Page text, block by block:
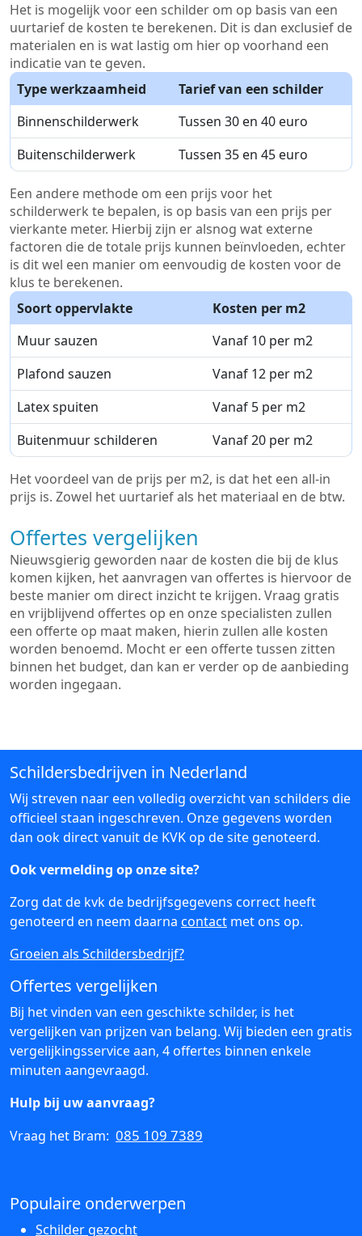
Het is mogelijk voor een schilder om op basis van een
uurtarief de kosten te berekenen. Dit is dan exclusief de
materialen en is wat lastig om hier op voorhand een
indicatie van te geven.
Type werkzaamheid
Tarief van een schilder
Binnenschilderwerk
Tussen 30 en 40 euro
Buitenschilderwerk
Tussen 35 en 45 euro
Een andere methode om een prijs voor het
schilderwerk te bepalen, is op basis van een prijs per
vierkante meter. Hierbij zijn er alsnog wat externe
factoren die de totale prijs kunnen beïnvloeden, echter
is dit wel een manier om eenvoudig de kosten voor de
klus te berekenen.
Soort oppervlakte
Kosten per m2
Muur sauzen
Vanaf 10 per m2
Plafond sauzen
Vanaf 12 per m2
Latex spuiten
Vanaf 5 per m2
Buitenmuur schilderen
Vanaf 20 per m2
Het voordeel van de prijs per m2, is dat het een all-in
prijs is. Zowel het uurtarief als het materiaal en de btw.
Offertes vergelijken
Nieuwsgierig geworden naar de kosten die bij de klus
komen kijken, het aanvragen van offertes is hiervoor de
beste manier om direct inzicht te krijgen. Vraag gratis
en vrijblijvend offertes op en onze specialisten zullen
een offerte op maat maken, hierin zullen alle kosten
worden benoemd. Mocht er een offerte tussen zitten
binnen het budget, dan kan er verder op de aanbieding
worden ingegaan.
Schildersbedrijven in Nederland
Wij streven naar een volledig overzicht van schilders die
officieel staan ingeschreven. Onze gegevens worden
dan ook direct vanuit de KVK op de site genoteerd.
Ook vermelding op onze site?
Zorg dat de kvk de bedrijfsgegevens correct heeft
genoteerd en neem daarna contact met ons op.
Groeien als Schildersbedrijf?
Offertes vergelijken
Bij het vinden van een geschikte schilder, is het
vergelijken van prijzen van belang. Wij bieden een gratis
vergelijkingsservice aan, 4 offertes binnen enkele
minuten aangevraagd.
Hulp bij uw aanvraag?
Vraag het Bram: 085 109 7389
Populaire onderwerpen
Schilder gezocht